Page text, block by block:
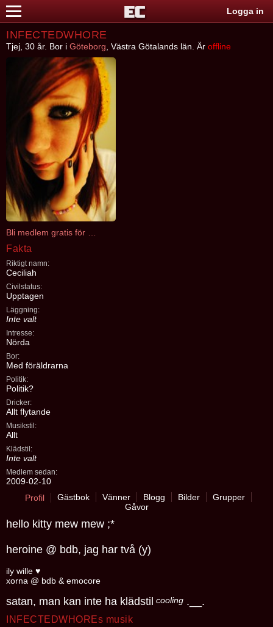
Logga in
INFECTEDWHORE
Tjej, 30 år. Bor i Göteborg , Västra Götalands län. Är offline
Fakta
Riktigt namn:
Ceciliah
Civilstatus:
Upptagen
Läggning:
Inte valt
Intresse:
Nörda
Bor:
Med föräldrarna
Politik:
Politik?
Dricker:
Allt flytande
Musikstil:
Allt
Klädstil:
Inte valt
Medlem sedan:
2009-02-10
Profil
Gästbok Vänner Blogg Bilder
Grupper
Gåvor
hello kitty mew mew ;*
heroine @ bdb, jag har två (y)
ily wille ♥
xorna @ bdb & emocore
satan, man kan inte ha klädstil cooling .__.
INFECTEDWHOREs musik